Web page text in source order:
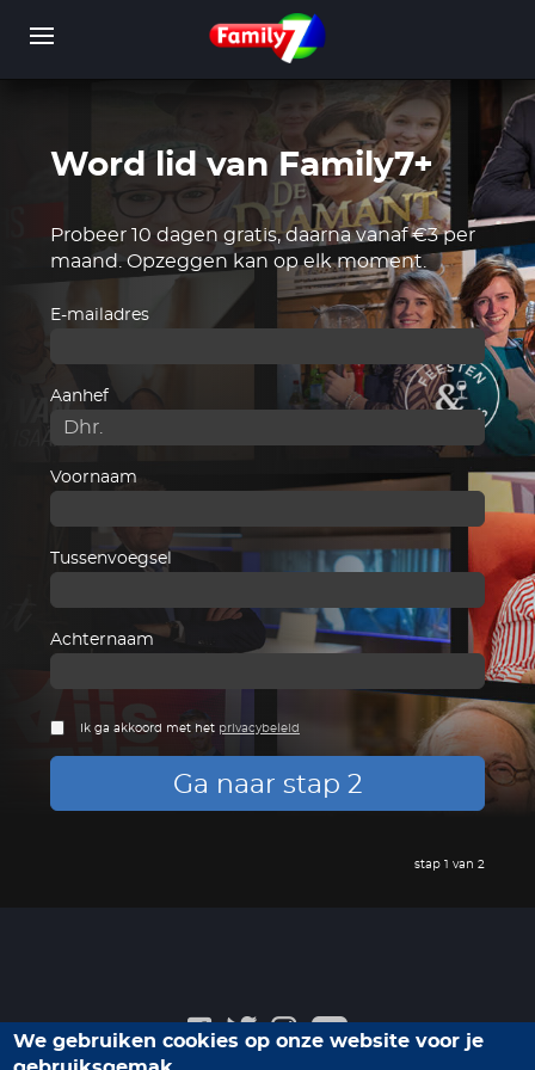
WORD LID INLOGGEN
Word lid van Family7+
Probeer 10 dagen gratis, daarna vanaf €3 per
maand. Opzeggen kan op elk moment.
E-mailadres
Aanhef
Voornaam
Tussenvoegsel
Achternaam
Ik ga akkoord met het privacybeleid
Ga naar stap 2
stap 1 van 2
We gebruiken cookies op onze website voor je